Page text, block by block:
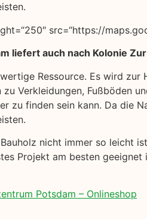
src=“https://
liefert auch nach Kolonie
Ressource. Es wird
zu Verkleidungen, Fußböden
zu finden sein kann. Da die
nicht immer so leicht
Projekt am besten
Potsdam – Onlineshop